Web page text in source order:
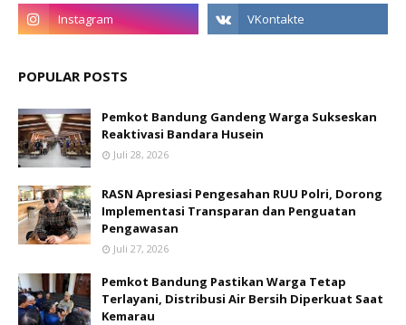
POPULAR POSTS
Pemkot Bandung Gandeng Warga Sukseskan
Reaktivasi Bandara Husein
Juli 28, 2026
RASN Apresiasi Pengesahan RUU Polri, Dorong
Implementasi Transparan dan Penguatan
Pengawasan
Juli 27, 2026
Pemkot Bandung Pastikan Warga Tetap
Terlayani, Distribusi Air Bersih Diperkuat Saat
Kemarau